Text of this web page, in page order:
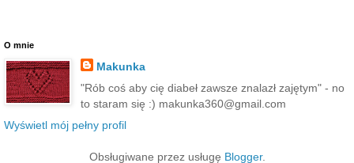
O mnie
Makunka
"Rób coś aby cię diabeł zawsze znalazł zajętym" - no
to staram się :) makunka360@gmail.com
Wyświetl mój pełny profil
Obsługiwane przez usługę Blogger.